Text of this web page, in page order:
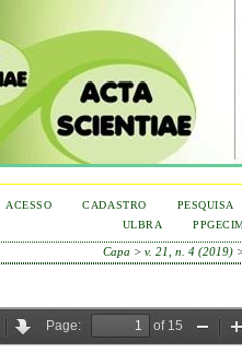
ACESSO CADASTRO
PESQUISA
ULBRA
Capa > v. 21, n. 4 (2019)